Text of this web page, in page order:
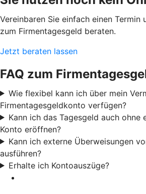
Vereinbaren Sie einfach einen Termin
zum Firmentagesgeld beraten.
Jetzt beraten lassen
FAQ zum
Wie flexibel kann ich über mein
Firmentagesgeldkonto verfügen?
Kann ich das Tagesgeld auch ohne
Konto eröffnen?
Kann ich externe Überweisungen
ausführen?
Erhalte ich Kontoauszüge?